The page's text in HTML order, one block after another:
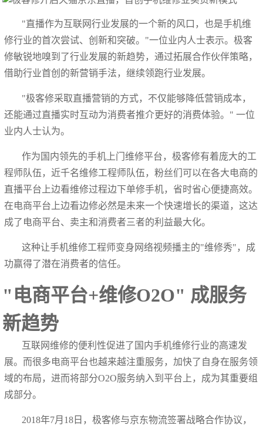
"直播作为互联网行业发展的一个新的风口，也是手机维
修行业的首次尝试、创新和突破。"一位业内人士表示。极客
修敏锐地嗅到了行业发展的新趋势，通过拓展合作伙伴策略，
借助行业首创的新营销手法，继续领跑行业发展。
"极客修采取直播营销的方式，不仅能够降低营销成本，
还能通过直播实时互动为消费者推介更好的消费体验。" 一位
业内人士认为。
作为国内领先的手机上门维修平台，极客修有着庞大的工
程师队伍，近千名维修工程师队伍，粉丝们可以在各大电商的
直播平台上边看维修过程边下单修手机，省时省心便捷高效。
在电商平台上边看边修必然是未来一个快速增长的渠道，这达
成了电商平台、卖主和消费者三者的利益最大化。
这种让手机维修工程师变身网络视频播主的"维修秀"，成
功赢得了潜在消费者的信任。
"电商平台+维修O2O" 成服务
新趋势
互联网维修的便利性促进了国内手机维修行业的高速发
展。而很多电商平台也越来越注重服务，加快了自身在服务领
域的布局，进而将部分O2O服务纳入到平台上，成为其重要组
成部分。
2018年7月18日，极客修与京东物流签署战略合作协议，